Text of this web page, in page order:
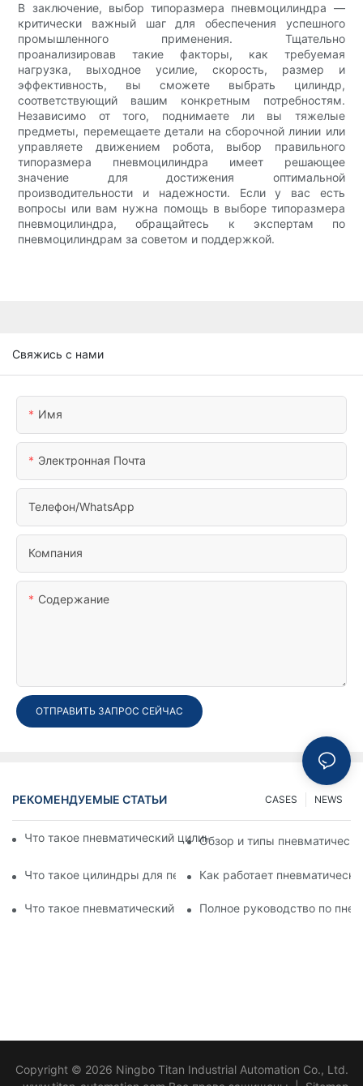
В заключение, выбор типоразмера пневмоцилиндра —
критически важный шаг для обеспечения успешного
промышленного применения. Тщательно
проанализировав такие факторы, как требуемая
нагрузка, выходное усилие, скорость, размер и
эффективность, вы сможете выбрать цилиндр,
соответствующий вашим конкретным потребностям.
Независимо от того, поднимаете ли вы тяжелые
предметы, перемещаете детали на сборочной линии или
управляете движением робота, выбор правильного
типоразмера пневмоцилиндра имеет решающее
значение для достижения оптимальной
производительности и надежности. Если у вас есть
вопросы или вам нужна помощь в выборе типоразмера
пневмоцилиндра, обращайтесь к экспертам по
пневмоцилиндрам за советом и поддержкой.
Свяжись с нами
Имя
Электронная Почта
Телефон/WhatsApp
Компания
Содержание
ОТПРАВИТЬ ЗАПРОС СЕЙЧАС
РЕКОМЕНДУЕМЫЕ СТАТЬИ NEWS
CASES
Что такое пневматический цилиндр? Типы, компоненты и
Обзор и типы
Что такое цилиндры для перфорации? Особенности и
Как работает
Что такое пневматический вибратор? Полное
Полное руководство по
Copyright © 2026 Ningbo Titan Industrial Automation Co., Ltd.